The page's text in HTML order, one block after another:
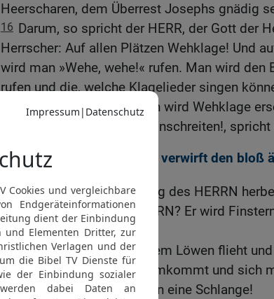
Heerscharen, dem Überrest Josephs gnädig
16 Darum, so spricht der HERR, der Gott der
Herrscher: Auf allen Plätzen Wehklage! Und
wird man »Wehe, wehe!« rufen. Man wird den
rufen und die, welche Klagelieder singen
Und in allen Weinbergen wird Wehklage
will mitten durch euch dahinschreiten!, spricht
Der Tag des HERRN – Gott verwirft den bloß
18 Wehe denen, die den Tag des HERRN
soll euch der Tag des HERRN? Er wird
Licht,
19 wie wenn jemand vor dem Löwen flieht
begegnet, und wenn er heimkommt und sich
die Wand lehnt, so beißt ihn eine Schlange!